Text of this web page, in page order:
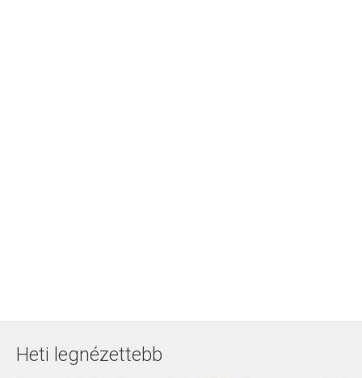
Heti legnézettebb